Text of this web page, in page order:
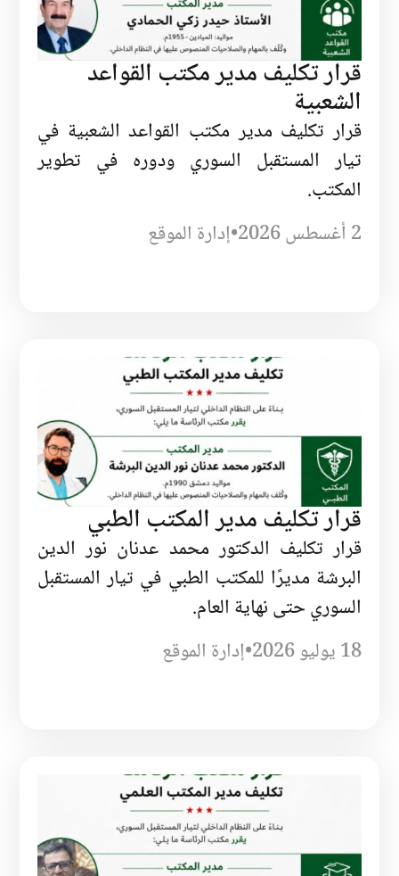
قرار تكليف مدير مكتب القواعد
الشعبية
قرار تكليف مدير مكتب القواعد الشعبية في
تيار المستقبل السوري ودوره في تطوير
المكتب.
2 أغسطس 2026
•إدارة الموقع
قرار تكليف مدير المكتب الطبي
قرار تكليف الدكتور محمد عدنان نور الدين
البرشة مديرًا للمكتب الطبي في تيار المستقبل
السوري حتى نهاية العام.
18 يوليو 2026
•إدارة الموقع